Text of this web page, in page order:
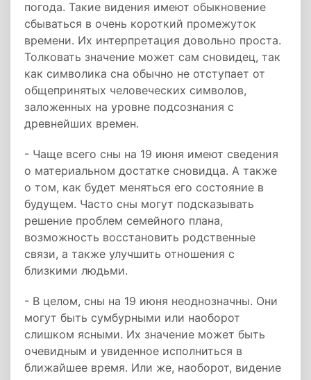
погода. Такие видения имеют обыкновение
сбываться в очень короткий промежуток
времени. Их интерпретация довольно проста.
Толковать значение может сам сновидец, так
как символика сна обычно не отступает от
общепринятых человеческих символов,
заложенных на уровне подсознания с
древнейших времен.
- Чаще всего сны на 19 июня имеют сведения
о материальном достатке сновидца. А также
о том, как будет меняться его состояние в
будущем. Часто сны могут подсказывать
решение проблем семейного плана,
возможность восстановить родственные
связи, а также улучшить отношения с
близкими людьми.
- В целом, сны на 19 июня неоднозначны. Они
могут быть сумбурными или наоборот
слишком ясными. Их значение может быть
очевидным и увиденное исполниться в
ближайшее время. Или же, наоборот, видение